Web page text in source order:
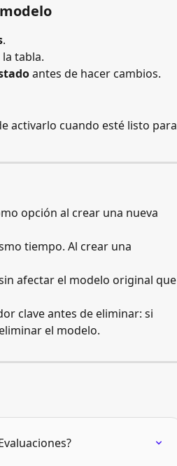
.
tabla.
antes de hacer cambios.
activarlo cuando esté listo para
opción al crear una nueva
tiempo. Al crear una
afectar el modelo original que
clave antes de eliminar: si
el modelo.